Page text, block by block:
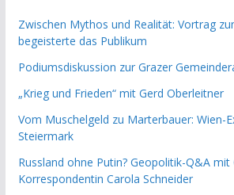
Zwischen Mythos und Realität: Vortrag
begeisterte das Publikum
Podiumsdiskussion zur Grazer
„Krieg und Frieden“ mit Gerd Oberleitner
Vom Muschelgeld zu Marterbauer: Wien-
Steiermark
Russland ohne Putin? Geopolitik-Q&A mit
Korrespondentin Carola Schneider